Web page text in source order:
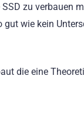
zu verbauen
wie kein
die eine